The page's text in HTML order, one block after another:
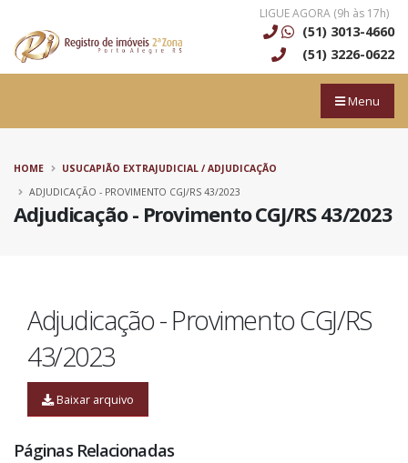
LIGUE AGORA (9h às 17h)
(51) 3013-4660
(51) 3226-0622
Menu
Adjudicação - Provimento CGJ/RS 43/2023
HOME
USUCAPIÃO EXTRAJUDICIAL / ADJUDICAÇÃO
ADJUDICAÇÃO - PROVIMENTO CGJ/RS 43/2023
Adjudicação - Provimento CGJ/RS
43/2023
Baixar arquivo
Páginas Relacionadas